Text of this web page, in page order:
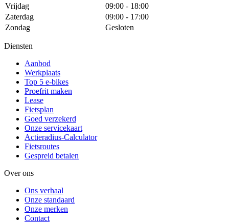
Vrijdag
09:00 - 18:00
Zaterdag
09:00 - 17:00
Zondag
Gesloten
Diensten
Aanbod
Werkplaats
Top 5 e-bikes
Proefrit maken
Lease
Fietsplan
Goed verzekerd
Onze servicekaart
Actieradius-Calculator
Fietsroutes
Gespreid betalen
Over ons
Ons verhaal
Onze standaard
Onze merken
Contact